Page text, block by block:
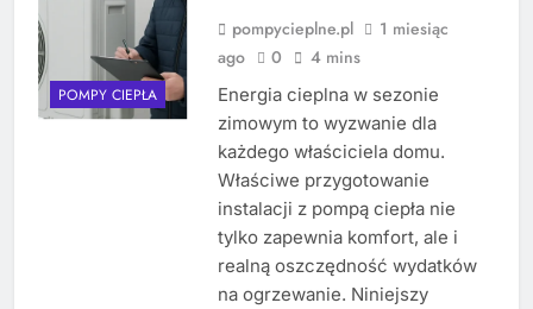
POMPY CIEPŁA
pompycieplne.pl
1 miesiąc
ago
0 4 mins
Energia cieplna w sezonie
zimowym to wyzwanie dla
każdego właściciela domu.
Właściwe przygotowanie
instalacji z pompą ciepła nie
tylko zapewnia komfort, ale i
realną oszczędność wydatków
na ogrzewanie. Niniejszy